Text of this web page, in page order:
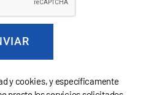
y cookies, y específicamente